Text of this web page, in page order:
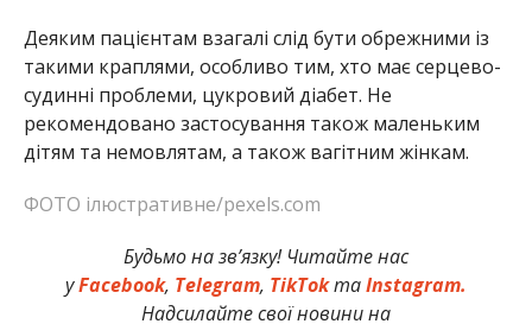
Деяким пацієнтам взагалі слід бути обрежними із
такими краплями, особливо тим, хто має серцево-
судинні проблеми, цукровий діабет. Не
рекомендовано застосування також маленьким
дітям та немовлятам, а також вагітним жінкам.
ФОТО ілюстративне/pexels.com
Будьмо на зв’язку! Читайте нас
уFacebook, Telegram, TikTokтаInstagram.
Надсилайте свої новини на